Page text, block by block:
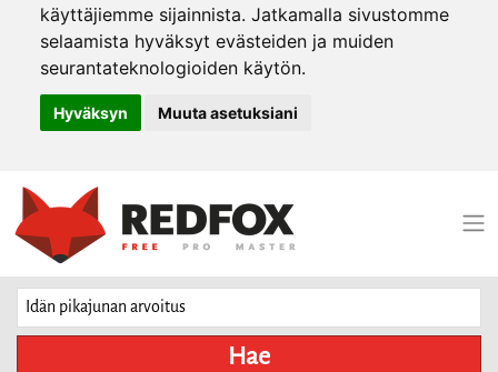
käyttäjiemme sijainnista. Jatkamalla sivustomme
selaamista hyväksyt evästeiden ja muiden
seurantateknologioiden käytön.
Hyväksyn Muuta asetuksiani
Hae